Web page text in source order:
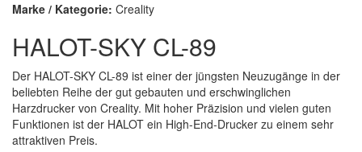
Marke / Kategorie: Creality
HALOT-SKY CL-89
Der HALOT-SKY CL-89 ist einer der jüngsten Neuzugänge in der
beliebten Reihe der gut gebauten und erschwinglichen
Harzdrucker von Creality. Mit hoher Präzision und vielen guten
Funktionen ist der HALOT ein High-End-Drucker zu einem sehr
attraktiven Preis.